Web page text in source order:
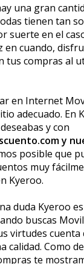
una gran
tienen tan
suerte en el
en cuando,
tus compras al
en Internet
adecuado. En
y con
y
posible que
muy
Kyeroo.
duda Kyeroo
buscas
virtudes cuenta
calidad. Como
te